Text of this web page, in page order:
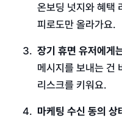
온보딩 넛지와 혜택
피로도만 올라가요.
장기 휴면 유저에게
메시지를 보내는
리스크를 키워요.
마케팅 수신 동의 상